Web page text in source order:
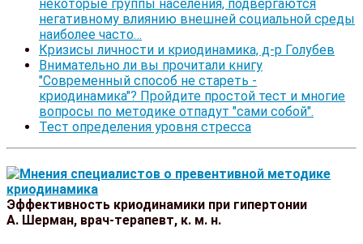
некоторые группы населения, подвергаются
негативному влиянию внешней социальной среды
наиболее часто…
Кризисы личности и криодинамика, д-р Голубев
Внимательно ли вы прочитали книгу
"Современный способ не стареть -
криодинамика"? Пройдите простой тест и многие
вопросы по методике отпадут "сами собой".
Тест определения уровня стресса
Эффективность криодинамики при гипертонии
А. Шерман, врач-терапевт, к. м. н.